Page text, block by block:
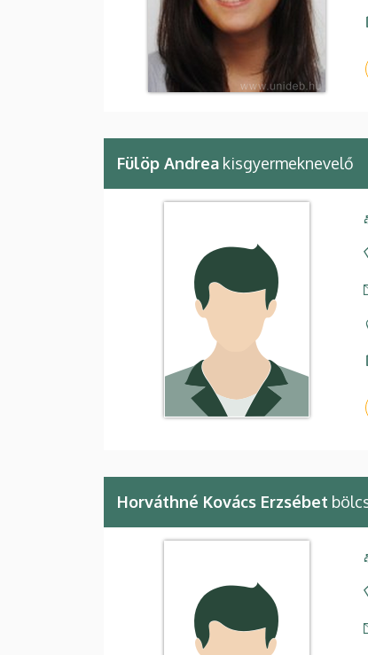
Fülöp Andrea kisgyermeknevelő
Horváthné Kovács Erzsébet